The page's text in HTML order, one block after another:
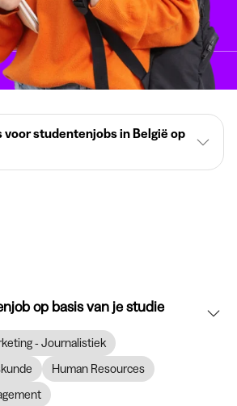
voor studentenjobs in België op
op basis van je studie
- Journalistiek
Human Resources